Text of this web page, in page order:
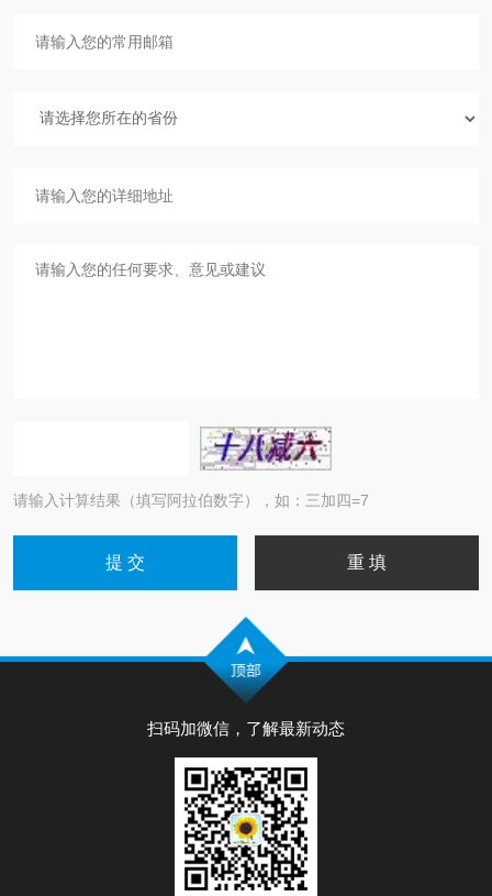
请输入计算结果（填写阿拉伯数字），如：三加四=7
扫码加微信，了解最新动态